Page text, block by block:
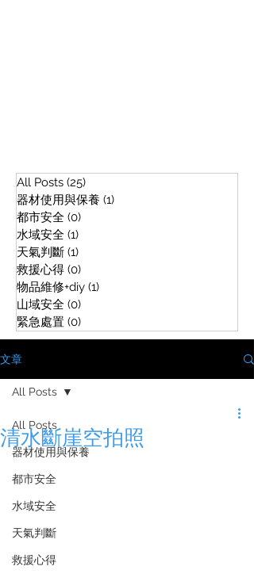
All Posts (25)
器材使用與保養 (1)
都市安全 (0)
水域安全 (1)
天氣判斷 (1)
救援心得 (0)
物品維修+diy (1)
山域安全 (0)
緊急處置 (0)
文章
All Posts
器材使用與保養
都市安全
水域安全
天氣判斷
救援心得
All Posts
清水斷崖空拍照